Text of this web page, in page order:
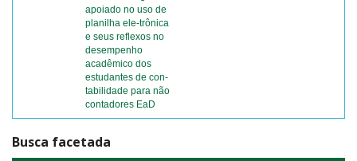
apoiado no uso de
planilha ele-trônica
e seus reflexos no
desempenho
acadêmico dos
estudantes de con-
tabilidade para não
contadores EaD
Busca facetada